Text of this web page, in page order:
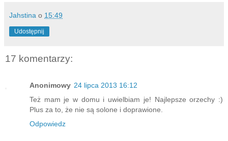
Jahstina o 15:49
Udostępnij
17 komentarzy:
Anonimowy 24 lipca 2013 16:12
Też mam je w domu i uwielbiam je! Najlepsze orzechy :)
Plus za to, że nie są solone i doprawione.
Odpowiedz